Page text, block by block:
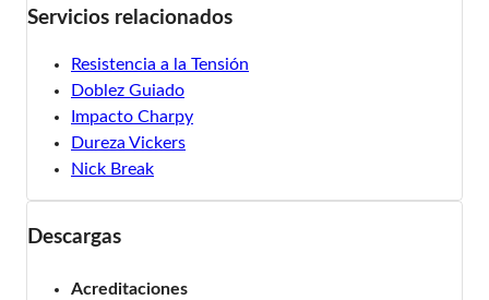
Servicios relacionados
Resistencia a la Tensión
Doblez Guiado
Impacto Charpy
Dureza Vickers
Nick Break
Descargas
Acreditaciones